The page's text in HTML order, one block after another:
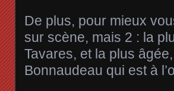
De plus, pour mieux
sur scène, mais 2 : la
Tavares, et la plus
Bonnaudeau qui est à